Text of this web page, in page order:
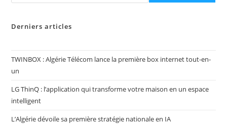
Derniers articles
TWINBOX : Algérie Télécom lance la première box internet tout-en-
un
LG ThinQ : l’application qui transforme votre maison en un espace
intelligent
L’Algérie dévoile sa première stratégie nationale en IA